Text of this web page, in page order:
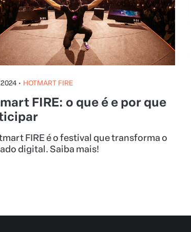
• HOTMART FIRE
FIRE: o que é e por que
FIRE é o festival que transforma o
digital. Saiba mais!